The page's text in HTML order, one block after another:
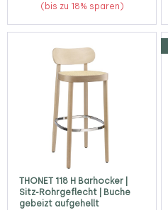
(bis zu 18% sparen)
THONET 118 H Barhocker |
Sitz-Rohrgeflecht | Buche
gebeizt aufgehellt